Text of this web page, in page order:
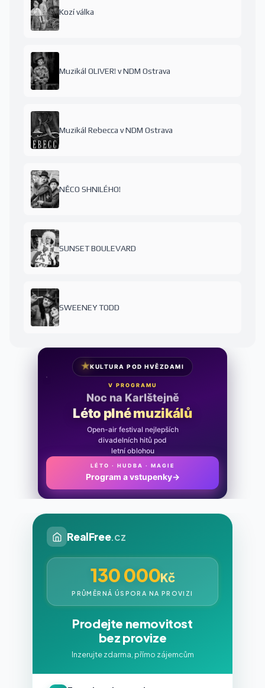
Kozí válka
Muzikál OLIVER! v NDM Ostrava
Muzikál Rebecca v NDM Ostrava
NĚCO SHNILÉHO!
SUNSET BOULEVARD
SWEENEY TODD
★KULTURA POD HVĚZDAMI
V PROGRAMU
Noc na Karlštejně
Léto plné muzikálů
Open-air festival nejlepších
divadelních hitů pod
letní oblohou
LÉTO · HUDBA · MAGIE
Program a vstupenky →
RealFree.cz
130 000Kč
PRŮMĚRNÁ ÚSPORA NA PROVIZI
Prodejte nemovitost
bez provize
Inzerujte zdarma, přímo zájemcům